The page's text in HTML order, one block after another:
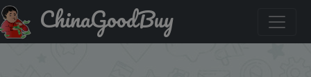
Придбати по знижці GBAFFYL203 Utorch 5m 50-LED
Decoration String Light - WHITE 5M
ChinaGoodBuy